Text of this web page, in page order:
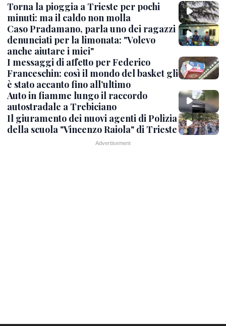
Torna la pioggia a Trieste per pochi
minuti: ma il caldo non molla
Caso Pradamano, parla uno dei ragazzi
denunciati per la limonata: "Volevo
anche aiutare i miei"
I messaggi di affetto per Federico
Franceschin: così il mondo del basket gli
è stato accanto fino all’ultimo
Auto in fiamme lungo il raccordo
autostradale a Trebiciano
Il giuramento dei nuovi agenti di Polizia
della scuola "Vincenzo Raiola" di Trieste